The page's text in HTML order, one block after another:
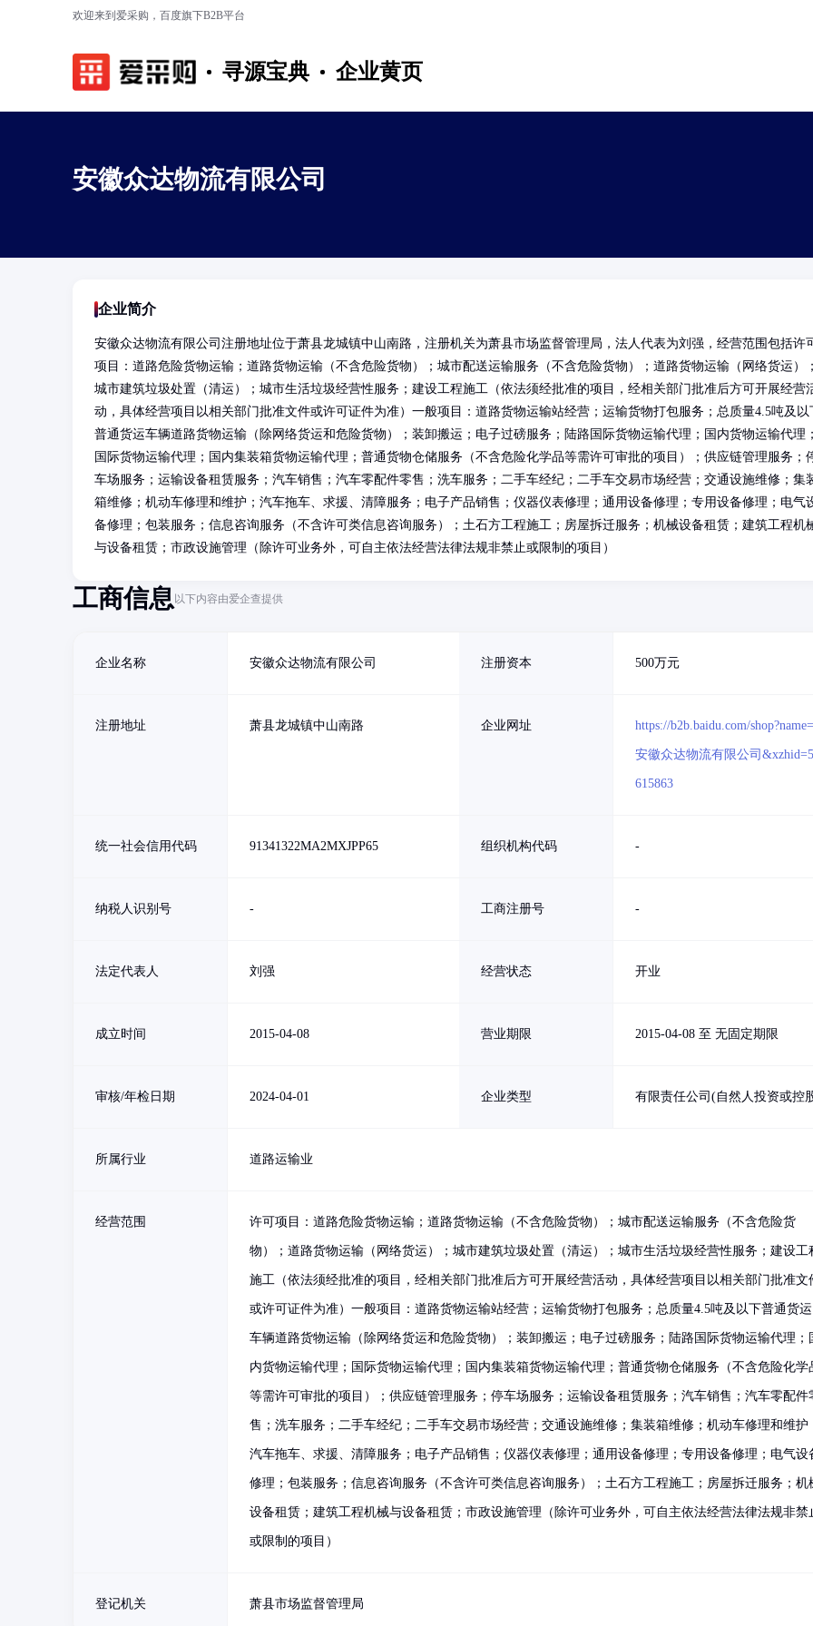
欢迎来到爱采购，百度旗下B2B平台
寻源宝典 企业黄页
安徽众达物流有限公司
企业简介
安徽众达物流有限公司注册地址位于萧县龙城镇中山南路，注册机关为萧县市场监督管理局，法人代表为刘强，经营范围包括许
项目：道路危险货物运输；道路货物运输（不含危险货物）；城市配送运输服务（不含危险货物）；道路货物运输（网络货运）
城市建筑垃圾处置（清运）；城市生活垃圾经营性服务；建设工程施工（依法须经批准的项目，经相关部门批准后方可开展经营
动，具体经营项目以相关部门批准文件或许可证件为准）一般项目：道路货物运输站经营；运输货物打包服务；总质量4.5吨及以
普通货运车辆道路货物运输（除网络货运和危险货物）；装卸搬运；电子过磅服务；陆路国际货物运输代理；国内货物运输代理
国际货物运输代理；国内集装箱货物运输代理；普通货物仓储服务（不含危险化学品等需许可审批的项目）；供应链管理服务；
车场服务；运输设备租赁服务；汽车销售；汽车零配件零售；洗车服务；二手车经纪；二手车交易市场经营；交通设施维修；集
箱维修；机动车修理和维护；汽车拖车、求援、清障服务；电子产品销售；仪器仪表修理；通用设备修理；专用设备修理；电气
备修理；包装服务；信息咨询服务（不含许可类信息咨询服务）；土石方工程施工；房屋拆迁服务；机械设备租赁；建筑工程机
与设备租赁；市政设施管理（除许可业务外，可自主依法经营法律法规非禁止或限制的项目）
工商信息以下内容由爱企查提供
企业名称 安徽众达物流有限公司 注册资本 500万元
注册地址 萧县龙城镇中山南路 企业网址 https://b2b.baidu.com/
安徽众达物流有限公司
615863
统一社会信用代码 91341322MA2MXJPP65 组织机构代码 -
纳税人识别号 - 工商注册号 -
法定代表人 刘强 经营状态 开业
成立时间 2015-04-08 营业期限 2015-04-08 至 无固定期限
审核/年检日期 2024-04-01 企业类型 有限责任公司(自然人投资或控
所属行业 道路运输业
经营范围 许可项目：道路危险货物运输；道路货物运输（不含危险货物）；城市配送运输服务（不含危险货
物）；道路货物运输（网络货运）；城市建筑垃圾处置（清运）；城市生活垃圾经营性服务；建设工
施工（依法须经批准的项目，经相关部门批准后方可开展经营活动，具体经营项目以相关部门批准文
或许可证件为准）一般项目：道路货物运输站经营；运输货物打包服务；总质量4.5吨及以下普通货运
车辆道路货物运输（除网络货运和危险货物）；装卸搬运；电子过磅服务；陆路国际货物运输代理；
内货物运输代理；国际货物运输代理；国内集装箱货物运输代理；普通货物仓储服务（不含危险化学
等需许可审批的项目）；供应链管理服务；停车场服务；运输设备租赁服务；汽车销售；汽车零配件
售；洗车服务；二手车经纪；二手车交易市场经营；交通设施维修；集装箱维修；机动车修理和维护
汽车拖车、求援、清障服务；电子产品销售；仪器仪表修理；通用设备修理；专用设备修理；电气设
修理；包装服务；信息咨询服务（不含许可类信息咨询服务）；土石方工程施工；房屋拆迁服务；机
设备租赁；建筑工程机械与设备租赁；市政设施管理（除许可业务外，可自主依法经营法律法规非禁
或限制的项目）
登记机关 萧县市场监督管理局